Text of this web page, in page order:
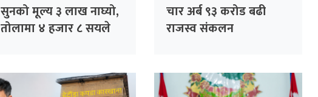
सुनको मूल्य ३ लाख नाघ्यो,
तोलामा ४ हजार ८ सयले
चार अर्ब ९३ करोड बढी
राजस्व संकलन